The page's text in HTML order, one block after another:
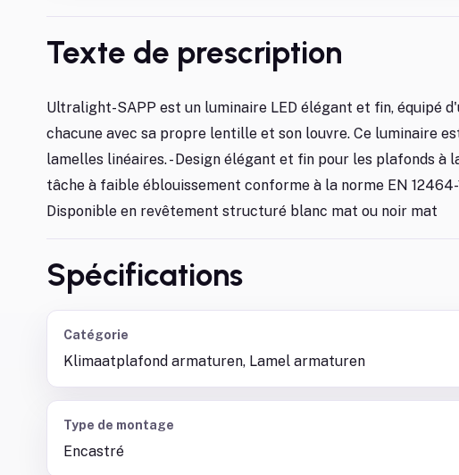
Texte de prescription
Ultralight-SAPP est un luminaire LED élégant et fin, équipé
chacune avec sa propre lentille et son louvre. Ce luminaire
lamelles linéaires. - Design élégant et fin pour les plafonds à
tâche à faible éblouissement conforme à la norme EN
Disponible en revêtement structuré blanc mat ou noir mat
Spécifications
Catégorie
Klimaatplafond armaturen, Lamel armaturen
Type de montage
Encastré